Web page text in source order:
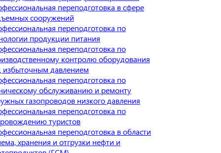
переподготовка в сфере
сооружений
переподготовка по
продукции питания
переподготовка по
контролю оборудования
избыточным давлением
переподготовка по
обслуживанию и ремонту
газопроводов низкого давления
переподготовка по
туристов
переподготовка в области
хранения и отгрузки нефти и